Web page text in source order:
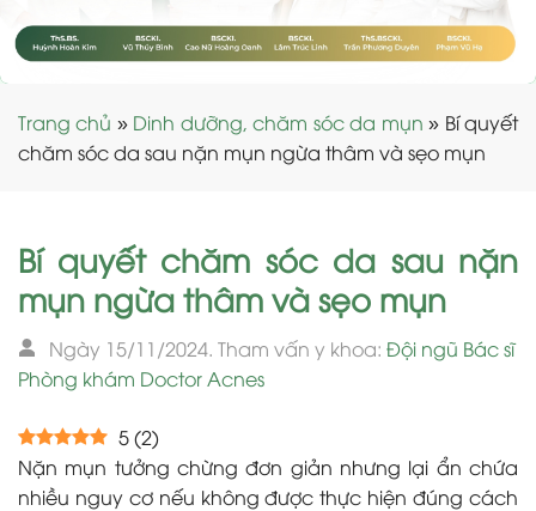
Trang chủ » Dinh dưỡng, chăm sóc da mụn » Bí quyết
chăm sóc da sau nặn mụn ngừa thâm và sẹo mụn
Bí quyết chăm sóc da sau nặn
mụn ngừa thâm và sẹo mụn
Ngày 15/11/2024. Tham vấn y khoa: Đội ngũ Bác sĩ
Phòng khám Doctor Acnes
5(2)
Nặn mụn tưởng chừng đơn giản nhưng lại ẩn chứa
nhiều nguy cơ nếu không được thực hiện đúng cách